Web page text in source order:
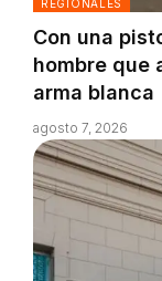
REGIONALES
Con una
hombre que
arma blanca
agosto 7, 2026